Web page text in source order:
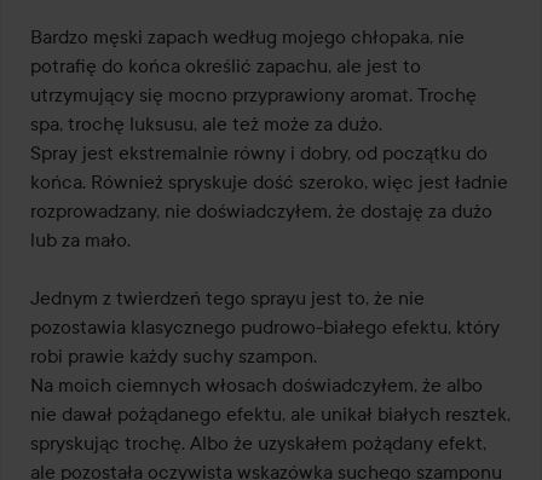
Bardzo męski zapach według mojego chłopaka, nie
potrafię do końca określić zapachu, ale jest to
utrzymujący się mocno przyprawiony aromat. Trochę
spa, trochę luksusu, ale też może za dużo.
Spray jest ekstremalnie równy i dobry, od początku do
końca. Również spryskuje dość szeroko, więc jest ładnie
rozprowadzany, nie doświadczyłem, że dostaję za dużo
lub za mało.
Jednym z twierdzeń tego sprayu jest to, że nie
pozostawia klasycznego pudrowo-białego efektu, który
robi prawie każdy suchy szampon.
Na moich ciemnych włosach doświadczyłem, że albo
nie dawał pożądanego efektu, ale unikał białych resztek,
spryskując trochę. Albo że uzyskałem pożądany efekt,
ale pozostała oczywista wskazówka suchego szamponu